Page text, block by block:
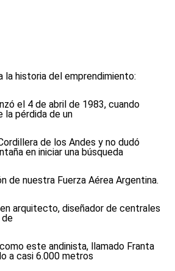
la historia del emprendimiento:
el 4 de abril de 1983, cuando
la pérdida de un
de los Andes y no dudó
en iniciar una búsqueda
de nuestra Fuerza Aérea Argentina.
arquitecto, diseñador de centrales
de
este andinista, llamado Franta
a casi 6.000 metros